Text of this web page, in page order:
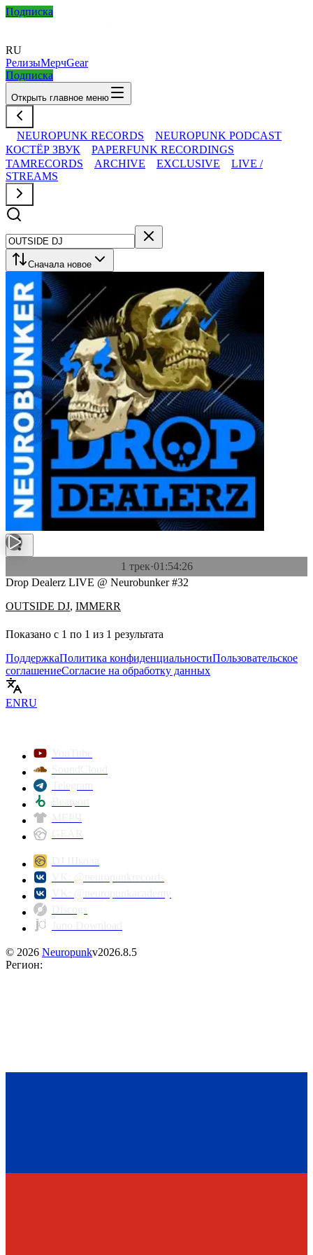
Подписка
RU
РелизыМерчGear
Подписка
Открыть главное меню
NEUROPUNK RECORDS
NEUROPUNK PODCAST
КОСТЁР ЗВУК
PAPERFUNK RECORDINGS
TAMRECORDS
ARCHIVE EXCLUSIVE
LIVE /
STREAMS
Сначала новое
1 трек·01:54:26
Drop Dealerz LIVE @ Neurobunker #32
OUTSIDE DJ, IMMERR
Показано с 1 по 1 из 1 результата
ПоддержкаПолитика конфиденциальностиПользовательское
соглашениеСогласие на обработку данных
ENRU
© 2026 Neuropunkv2026.8.5
Регион: